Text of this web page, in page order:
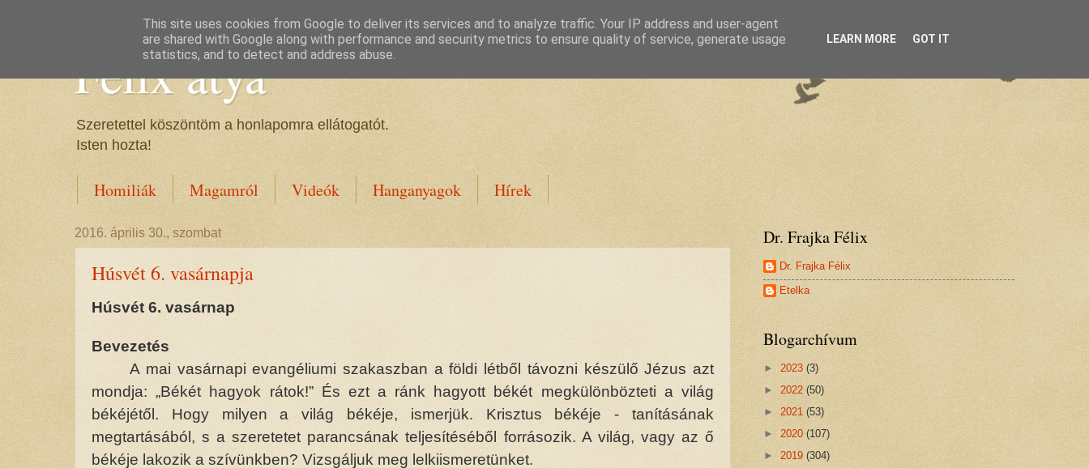
Félix atya
Szeretettel köszöntöm a honlapomra ellátogatót.
Isten hozta!
Homiliák Magamról Videók Hanganyagok Hírek
2016. április 30., szombat
Húsvét 6. vasárnapja
Húsvét 6. vasárnap
Bevezetés
A mai vasárnapi evangéliumi szakaszban a földi létből távozni készülő Jézus azt
mondja: „Békét hagyok rátok!” És ezt a ránk hagyott békét megkülönbözteti a világ
békéjétől. Hogy milyen a világ békéje, ismerjük. Krisztus békéje - tanításának
megtartásából, s a szeretetet parancsának teljesítéséből forrásozik. A világ, vagy az ő
békéje lakozik a szívünkben? Vizsgáljuk meg lelkiismeretünket.
Dr. Frajka Félix
Dr. Frajka Félix
Etelka
Blogarchívum
► 2023 (3)
► 2022 (50)
► 2021 (53)
► 2020 (107)
► 2019 (304)
This site uses cookies from Google to deliver its services and to analyze traffic. Your IP address and user-agent
are shared with Google along with performance and security metrics to ensure quality of service, generate usage
statistics, and to detect and address abuse.
LEARN MORE GOT IT